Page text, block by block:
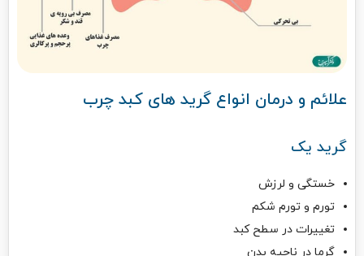
علائم و درمان انواع گرید های کبد چرب
گرید یک
خستگی و لرزش
تورم و تورم شکم
تغییرات در سطح کبد
گرما در ناحیه بدن